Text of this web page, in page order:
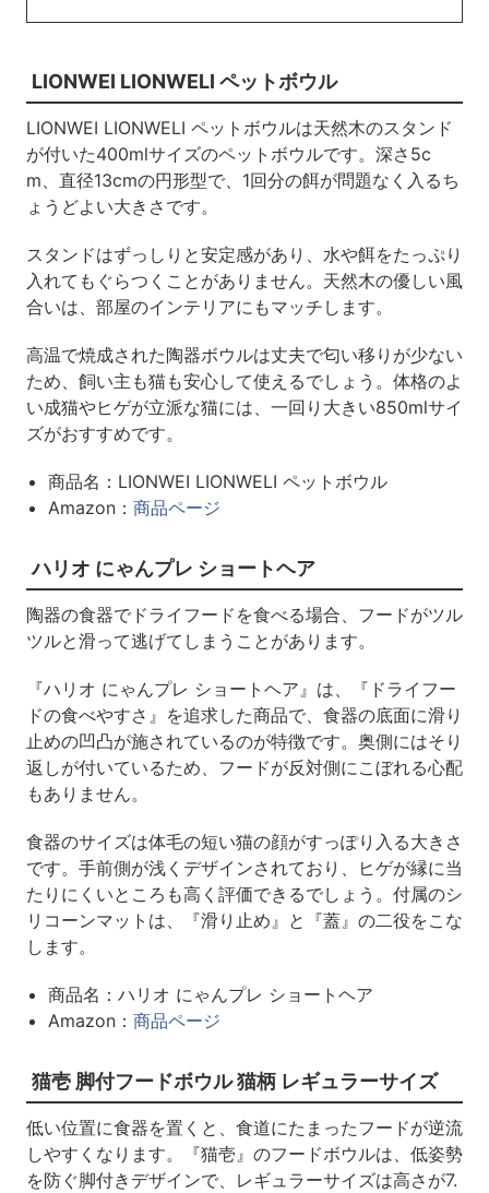
LIONWEI LIONWELI ペットボウル
LIONWEI LIONWELI ペットボウルは天然木のスタンド
が付いた400mlサイズのペットボウルです。深さ5c
m、直径13cmの円形型で、1回分の餌が問題なく入るち
ょうどよい大きさです。
スタンドはずっしりと安定感があり、水や餌をたっぷり
入れてもぐらつくことがありません。天然木の優しい風
合いは、部屋のインテリアにもマッチします。
高温で焼成された陶器ボウルは丈夫で匂い移りが少ない
ため、飼い主も猫も安心して使えるでしょう。体格のよ
い成猫やヒゲが立派な猫には、一回り大きい850mlサイ
ズがおすすめです。
商品名：LIONWEI LIONWELI ペットボウル
Amazon： 商品ページ
ハリオ にゃんプレ ショートヘア
陶器の食器でドライフードを食べる場合、フードがツル
ツルと滑って逃げてしまうことがあります。
『ハリオ にゃんプレ ショートヘア』は、『ドライフー
ドの食べやすさ』を追求した商品で、食器の底面に滑り
止めの凹凸が施されているのが特徴です。奥側にはそり
返しが付いているため、フードが反対側にこぼれる心配
もありません。
食器のサイズは体毛の短い猫の顔がすっぽり入る大きさ
です。手前側が浅くデザインされており、ヒゲが縁に当
たりにくいところも高く評価できるでしょう。付属のシ
リコーンマットは、『滑り止め』と『蓋』の二役をこな
します。
商品名：ハリオ にゃんプレ ショートヘア
Amazon： 商品ページ
猫壱 脚付フードボウル 猫柄 レギュラーサイズ
低い位置に食器を置くと、食道にたまったフードが逆流
しやすくなります。『猫壱』のフードボウルは、低姿勢
を防ぐ脚付きデザインで、レギュラーサイズは高さが7.